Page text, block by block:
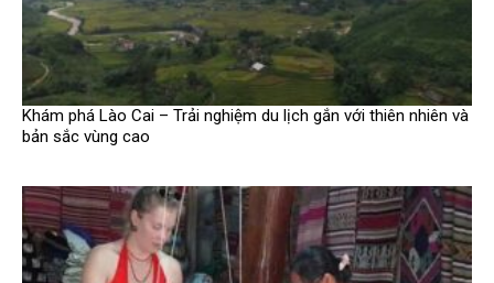
Khám phá Lào Cai – Trải nghiệm du lịch gắn với thiên nhiên và
bản sắc vùng cao